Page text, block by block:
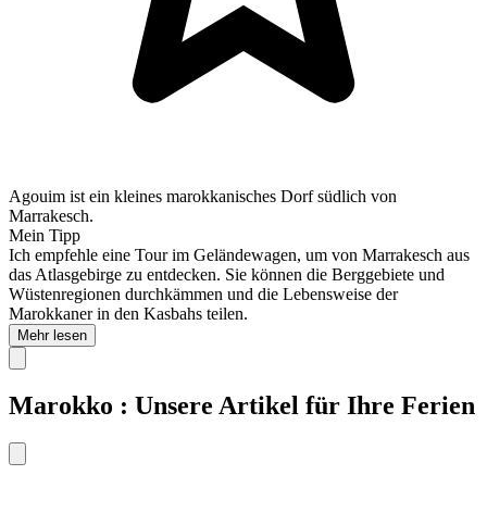
Agouim ist ein kleines marokkanisches Dorf südlich von
Marrakesch.
Mein Tipp
Ich empfehle eine Tour im Geländewagen, um von Marrakesch aus
das Atlasgebirge zu entdecken. Sie können die Berggebiete und
Wüstenregionen durchkämmen und die Lebensweise der
Marokkaner in den Kasbahs teilen.
Mehr lesen
Marokko : Unsere Artikel für Ihre Ferien